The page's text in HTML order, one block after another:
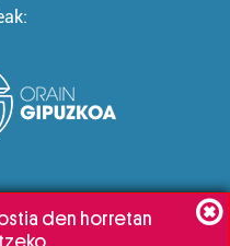
den horretan